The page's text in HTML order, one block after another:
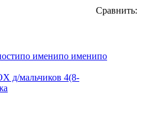
Сравнить:
по именипо именипо
д/мальчиков 4(8-